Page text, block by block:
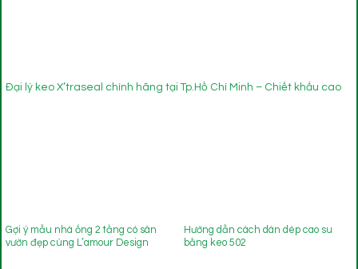
Đại lý keo X’traseal chính hãng tại Tp.Hồ Chí Minh – Chiết khấu cao
Gợi ý mẫu nhà ống 2 tầng có sân
vườn đẹp cùng L’amour Design
Hướng dẫn cách dán dép cao su
bằng keo 502